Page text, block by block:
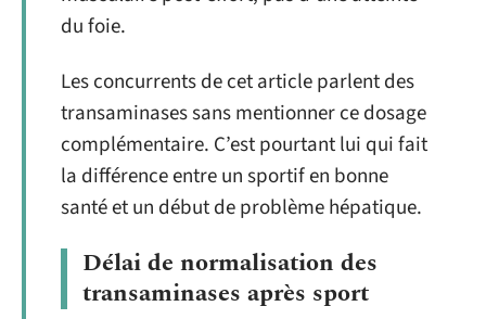
du foie.
Les concurrents de cet article parlent des
transaminases sans mentionner ce dosage
complémentaire. C’est pourtant lui qui fait
la différence entre un sportif en bonne
santé et un début de problème hépatique.
Délai de normalisation des
transaminases après sport